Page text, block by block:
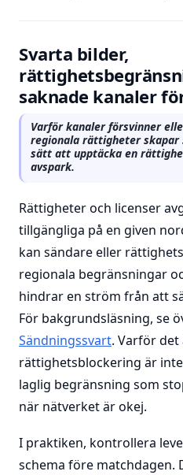
Svarta bilder,
saknade kanaler
Varför kanaler försvinner
regionala rättigheter skapar
sätt att upptäcka en
avspark.
Rättigheter och licenser
tillgängliga på en given
kan sändare eller
regionala begränsningar
hindrar en ström från att
För bakgrundsläsning, se
Sändningssvart. Varför
rättighetsblockering är
laglig begränsning som
när nätverket är okej.
I praktiken, kontrollera
schema före matchdagen.